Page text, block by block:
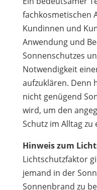
fachkosmetischen
Kundinnen und
Anwendung und
Sonnenschutzes
Notwendigkeit
aufzuklären. Denn
nicht genügend
wird, um den
Schutz im Alltag zu
Hinweis zum
Lichtschutzfaktor
jemand in der
Sonnenbrand zu